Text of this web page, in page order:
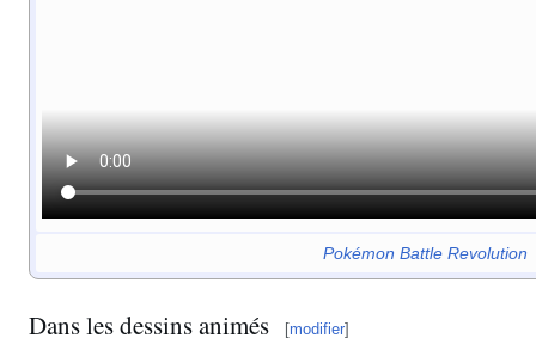
Pokémon Battle Revolution
Dans les dessins animés [modifier]